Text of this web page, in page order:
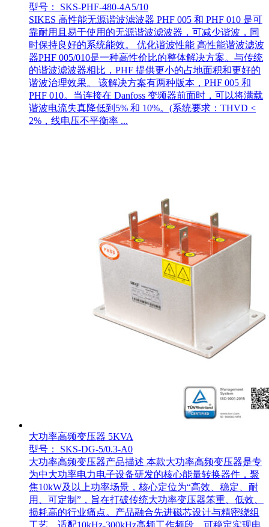
型号： SKS-PHF-480-4A5/10
SIKES 高性能无源谐波滤波器 PHF 005 和 PHF 010 是可
靠耐用且易于使用的无源谐波滤波器，可减少谐波，同
时保持良好的系统能效。 优化谐波性能 高性能谐波滤波
器PHF 005/010是一种高性价比的整体解决方案。与传统
的谐波滤波器相比，PHF 提供更小的占地面积和更好的
谐波治理效果。 该解决方案有两种版本，PHF 005 和
PHF 010。当连接在 Danfoss 变频器前面时，可以将满载
谐波电流失真降低到5% 和 10%。(系统要求：THVD <
2%，线电压不平衡率 ...
大功率高频变压器 5KVA
型号： SKS-DG-5/0.3-A0
大功率高频变压器产品描述 本款大功率高频变压器是专
为中大功率电力电子设备研发的核心能量转换器件，聚
焦10kW及以上功率场景，核心定位为“高效、稳定、耐
用、可定制”，旨在打破传统大功率变压器笨重、低效、
损耗高的行业痛点。产品融合先进磁芯设计与精密绕组
工艺，适配10kHz-300kHz高频工作频段，可稳定实现电